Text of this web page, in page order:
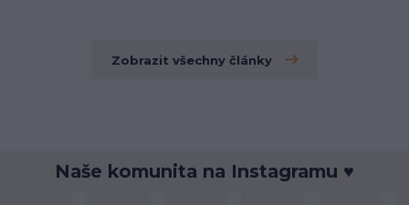
Zobrazit všechny články
Naše komunita na Instagramu ♥